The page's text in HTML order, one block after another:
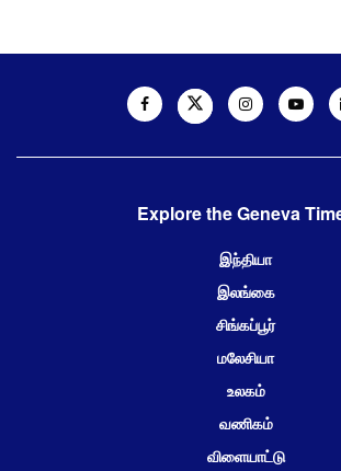
Explore the Geneva
இந்தியா
இலங்கை
சிங்கப்பூர்
மலேசியா
உலகம்
வணிகம்
விளையாட்டு